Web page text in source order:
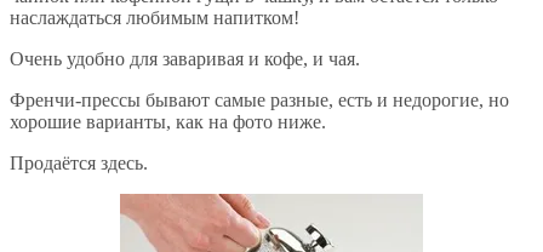
наслаждаться любимым напитком!
Очень удобно для заваривая и кофе, и чая.
Френчи-прессы бывают самые разные, есть и недорогие, но
хорошие варианты, как на фото ниже.
Продаётся здесь.